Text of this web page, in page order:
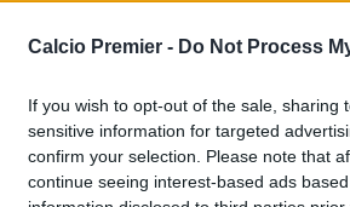
Calcio Premier - Do Not Process
If you wish to opt-out of the sale,
sensitive information for targeted
confirm your selection. Please note that
continue seeing interest-based ads